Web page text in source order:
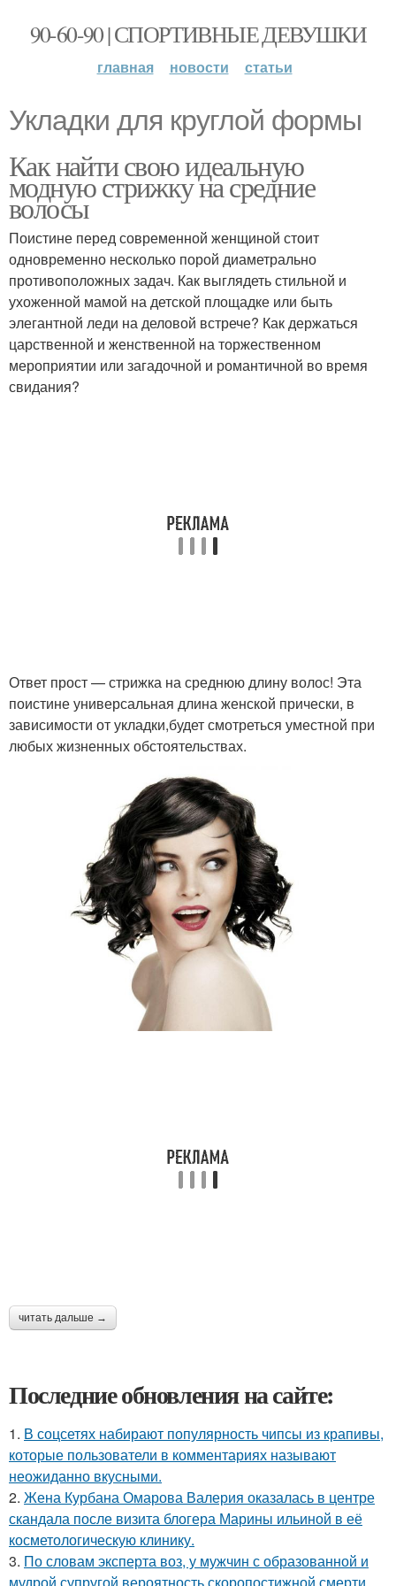
90-60-90 | СПОРТИВНЫЕ ДЕВУШКИ
главная новости статьи
Укладки для круглой формы
Как найти свою идеальную
модную стрижку на средние
волосы
Поистине перед современной женщиной стоит
одновременно несколько порой диаметрально
противоположных задач. Как выглядеть стильной и
ухоженной мамой на детской площадке или быть
элегантной леди на деловой встрече? Как держаться
царственной и женственной на торжественном
мероприятии или загадочной и романтичной во время
свидания?
Ответ прост — стрижка на среднюю длину волос! Эта
поистине универсальная длина женской прически, в
зависимости от укладки,будет смотреться уместной при
любых жизненных обстоятельствах.
читать дальше →
Последние обновления на сайте:
1. В соцсетях набирают популярность чипсы из крапивы,
которые пользователи в комментариях называют
неожиданно вкусными.
2. Жена Курбана Омарова Валерия оказалась в центре
скандала после визита блогера Марины ильиной в её
косметологическую клинику.
3. По словам эксперта воз, у мужчин с образованной и